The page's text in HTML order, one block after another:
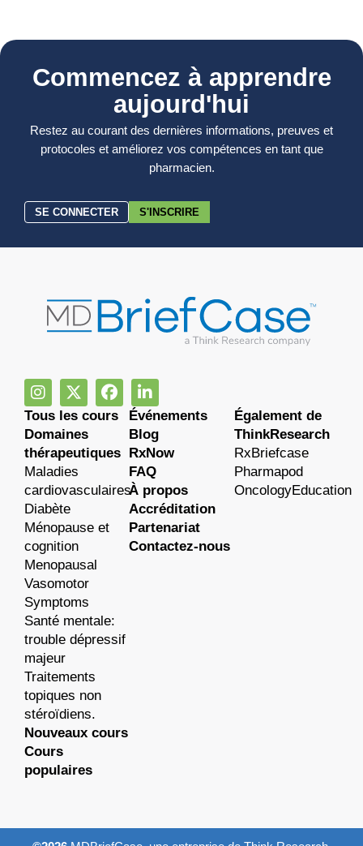
Commencez à apprendre
aujourd'hui
Restez au courant des dernières informations, preuves et
protocoles et améliorez vos compétences en tant que
pharmacien.
SE CONNECTER S'INSCRIRE
Tous les cours
Domaines
thérapeutiques
Maladies
cardiovasculaires
Diabète
Ménopause et
cognition
Menopausal
Vasomotor
Symptoms
Santé mentale:
trouble dépressif
majeur
Traitements
topiques non
stéroïdiens.
Nouveaux cours
Cours
populaires
Événements
Blog
RxNow
FAQ
À propos
Accréditation
Partenariat
Contactez-nous
Également de
ThinkResearch
RxBriefcase
Pharmapod
OncologyEducation